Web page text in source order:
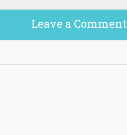
Leave a Comment